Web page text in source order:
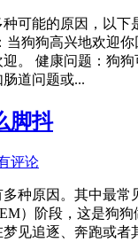
可能的原因，以下
当狗狗高兴地欢迎
。 健康问题：狗
道问题或...
脚抖
评论
种原因。其中最常
）阶段，这是狗
见追逐、奔跑或者